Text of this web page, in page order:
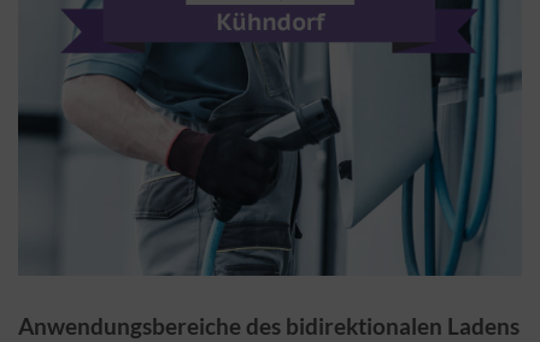
Anwendungsbereiche des bidirektionalen Ladens